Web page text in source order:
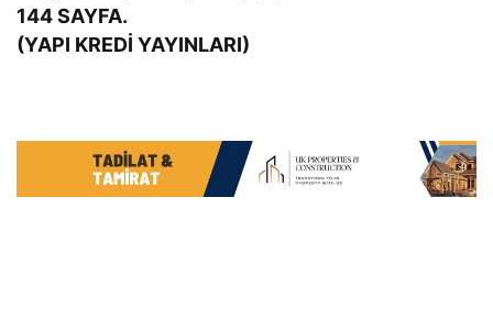
144 SAYFA.
(YAPI KREDİ YAYINLARI)